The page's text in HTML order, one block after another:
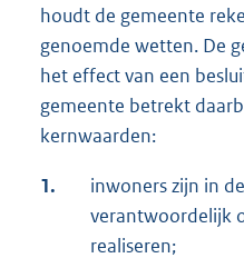
houdt de gemeente
genoemde wetten. De
het effect van een
gemeente betrekt
kernwaarden:
1.
inwoners zijn in
verantwoordelijk
realiseren;